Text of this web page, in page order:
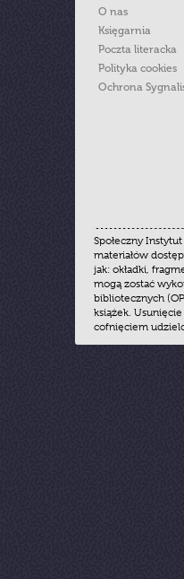
O nas
Księgarnia
Poczta literacka
Polityka cookies
Ochrona
Społeczny
materiałów
jak: okładki,
mogą zostać
bibliotecznych
książek.
cofnięciem